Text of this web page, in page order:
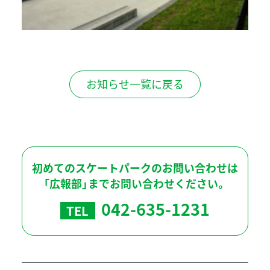
お知らせ一覧に戻る
初めてのスケートパークのお問い合わせは
「広報部」までお問い合わせください。
TEL 042-635-1231